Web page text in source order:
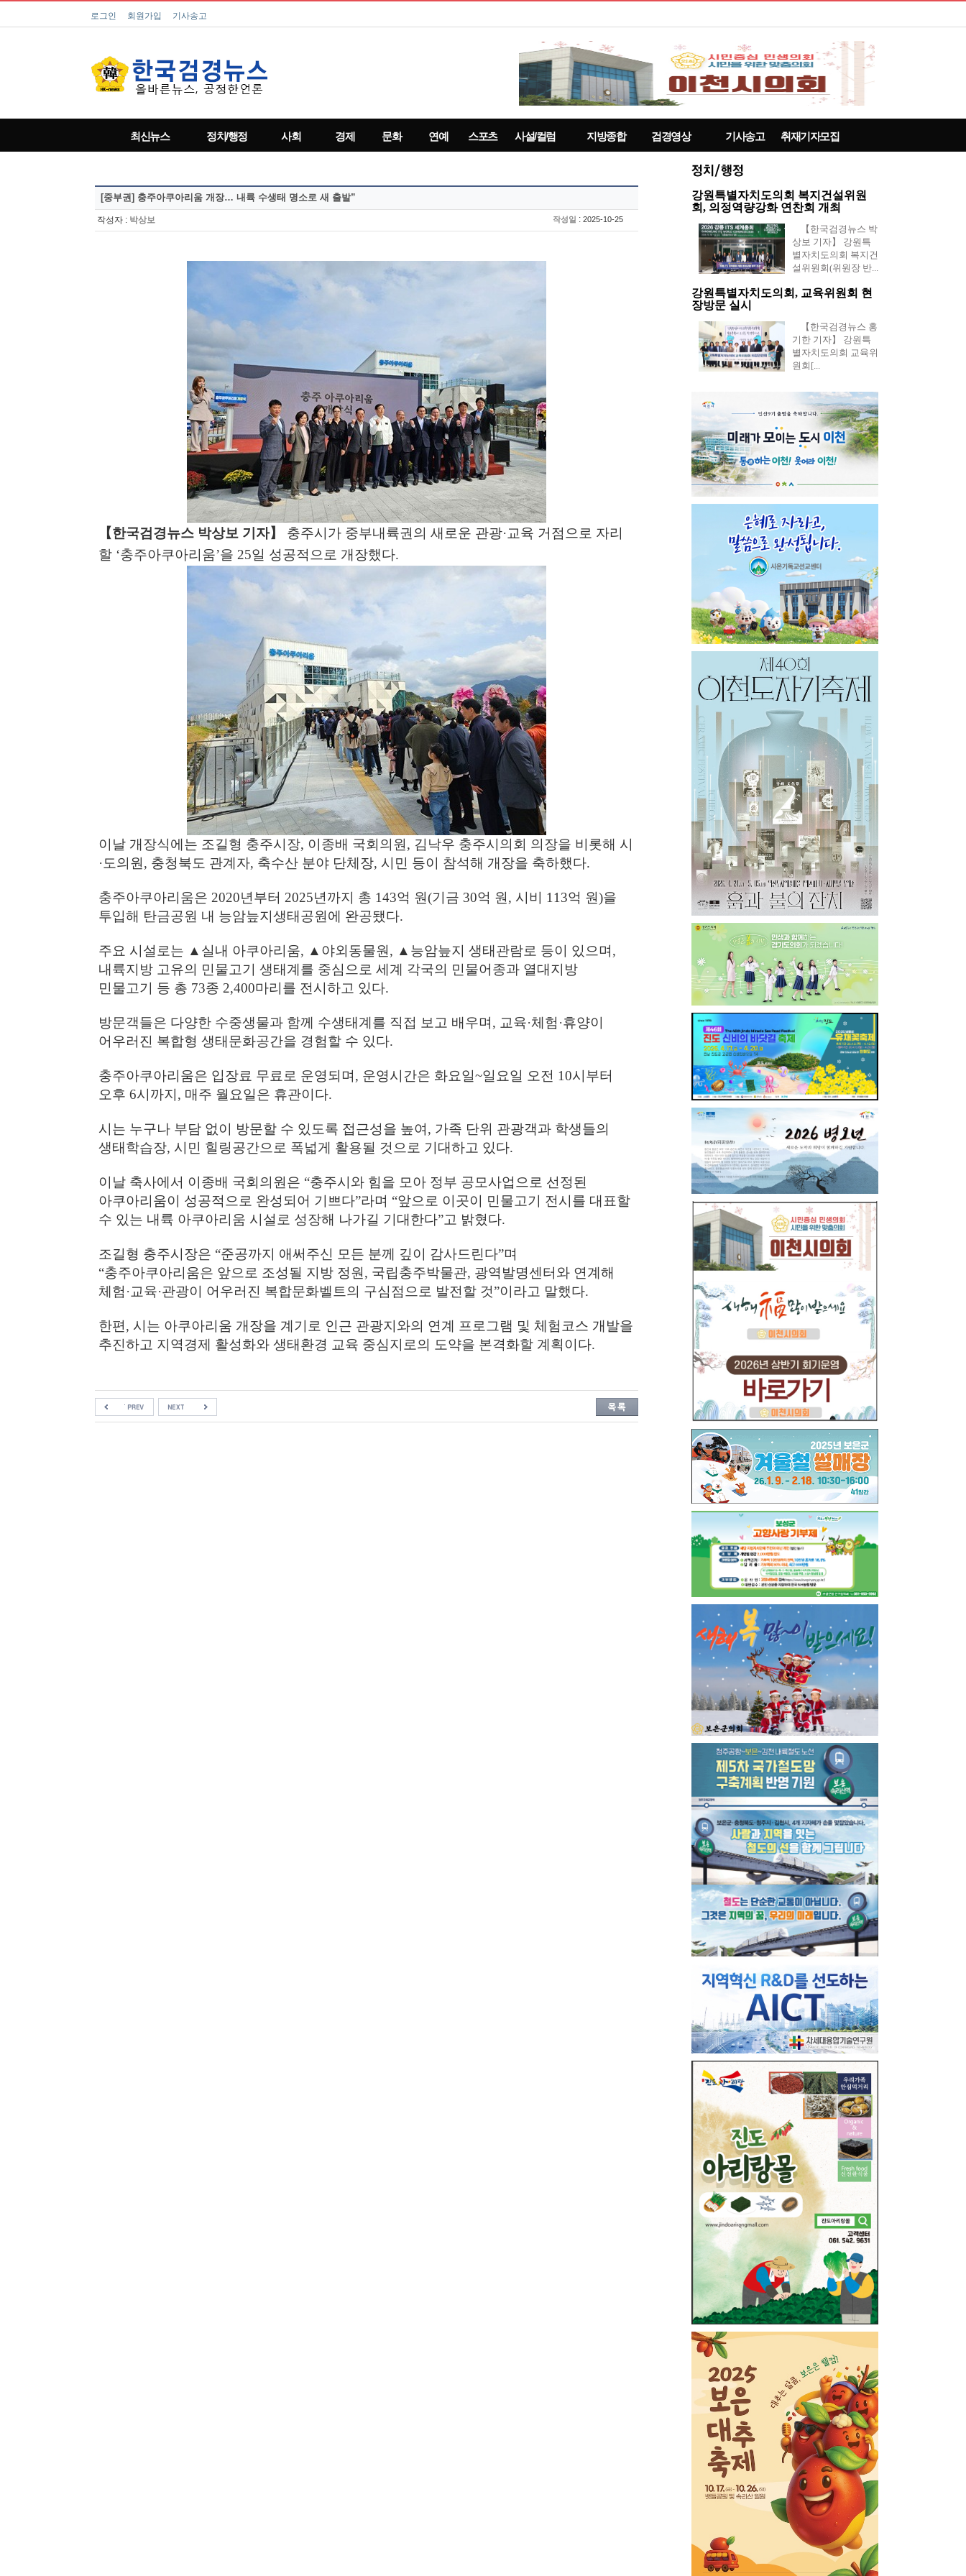
로그인 회원가입 기사송고
최신뉴스 정치/행정 사회 경제 문화 연예 스포츠 사설/컬럼 지방종합 검경영상 기사송고 취재기자모집
[중부권] 충주아쿠아리움 개장… 내륙 수생태 명소로 새 출발”
작성자 : 박상보 작성일 : 2025-10-25
【한국검경뉴스 박상보 기자】 충주시가 중부내륙권의 새로운 관광·교육 거점으로 자리
할 ‘충주아쿠아리움’을 25일 성공적으로 개장했다.
이날 개장식에는 조길형 충주시장, 이종배 국회의원 , 김낙우 충주시의회 의장을 비롯해 시
·도의원 , 충청북도 관계자, 축수산 분야 단체장, 시민 등이 참석해 개장을 축하했다.
충주아쿠아리움은 2020년부터 2025년까지 총 143억 원(기금 30억 원 , 시비 113억 원)을
투입해 탄금공원 내 능암늪지생태공원에 완공됐다.
주요 시설로는 ▲ 실내 아쿠아리움, ▲ 야외동물원 , ▲ 능암늪지 생태관람로 등이 있으며 ,
내륙지방 고유의 민물고기 생태계를 중심으로 세계 각국의 민물어종과 열대지방
민물고기 등 총 73종 2,400마리를 전시하고 있다.
방문객들은 다양한 수중생물과 함께 수생태계를 직접 보고 배우며 , 교육·체험 ·휴양이
어우러진 복합형 생태문화공간을 경험할 수 있다.
충주아쿠아리움은 입장료 무료로 운영되며 , 운영시간은 화요일~일요일 오전 10시부터
오후 6시까지 , 매주 월요일은 휴관이다.
시는 누구나 부담 없이 방문할 수 있도록 접근성을 높여 , 가족 단위 관광객과 학생들의
생태학습장, 시민 힐링공간으로 폭넓게 활용될 것으로 기대하고 있다.
이날 축사에서 이종배 국회의원은 “충주시와 힘을 모아 정부 공모사업으로 선정된
아쿠아리움이 성공적으로 완성되어 기쁘다”라며 “앞으로 이곳이 민물고기 전시를 대표할
수 있는 내륙 아쿠아리움 시설로 성장해 나가길 기대한다”고 밝혔다.
조길형 충주시장은 “준공까지 애써주신 모든 분께 깊이 감사드린다”며
“충주아쿠아리움은 앞으로 조성될 지방 정원 , 국립충주박물관, 광역발명센터와 연계해
체험 ·교육·관광이 어우러진 복합문화벨트의 구심점으로 발전할 것”이라고 말했다.
한편 , 시는 아쿠아리움 개장을 계기로 인근 관광지와의 연계 프로그램 및 체험코스 개발을
추진하고 지역경제 활성화와 생태환경 교육 중심지로의 도약을 본격화할 계획이다.
강원특별자치도의회 복지건설위원
회, 의정역량강화 연찬회 개최
【한국검경뉴스 박
상보 기자】 강원특
별자치도의회 복지건
설위원회(위원장 반...
강원특별자치도의회, 교육위원회 현
장방문 실시
【한국검경뉴스 홍
기한 기자】 강원특
별자치도의회 교육위
원회[...